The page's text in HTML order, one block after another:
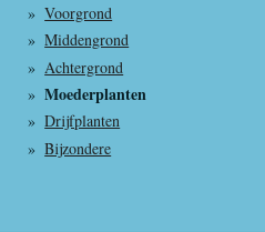
Voorgrond
Middengrond
Achtergrond
Moederplanten
Drijfplanten
Bijzondere